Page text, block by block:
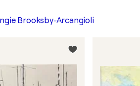
Brooksby-Arcangioli